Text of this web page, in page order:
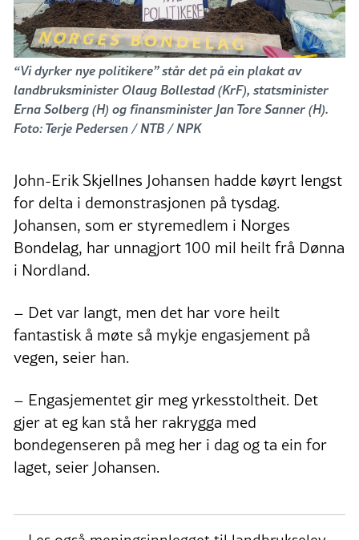
“Vi dyrker nye politikere” står det på ein plakat av
landbruksminister Olaug Bollestad (KrF), statsminister
Erna Solberg (H) og finansminister Jan Tore Sanner (H).
Foto: Terje Pedersen / NTB / NPK
John-Erik Skjellnes Johansen hadde køyrt lengst
for delta i demonstrasjonen på tysdag.
Johansen, som er styremedlem i Norges
Bondelag, har unnagjort 100 mil heilt frå Dønna
i Nordland.
– Det var langt, men det har vore heilt
fantastisk å møte så mykje engasjement på
vegen, seier han.
– Engasjementet gir meg yrkesstoltheit. Det
gjer at eg kan stå her rakrygga med
bondegenseren på meg her i dag og ta ein for
laget, seier Johansen.